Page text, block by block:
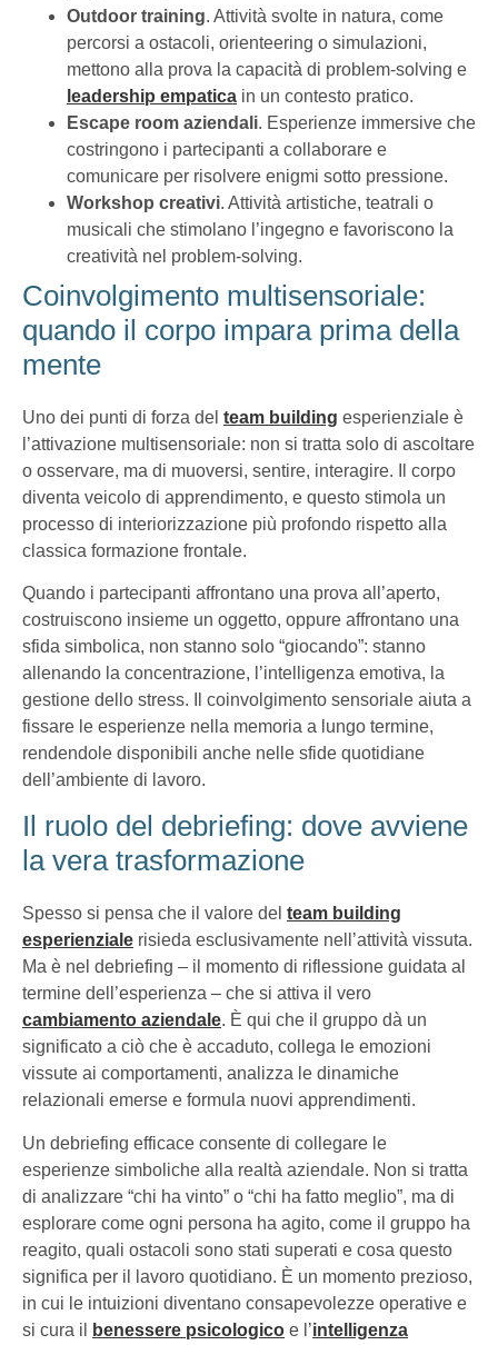
Outdoor training. Attività svolte in natura, come
percorsi a ostacoli, orienteering o simulazioni,
mettono alla prova la capacità di problem-solving e
leadership empatica in un contesto pratico.
Escape room aziendali. Esperienze immersive che
costringono i partecipanti a collaborare e
comunicare per risolvere enigmi sotto pressione.
Workshop creativi. Attività artistiche, teatrali o
musicali che stimolano l’ingegno e favoriscono la
creatività nel problem-solving.
Coinvolgimento multisensoriale:
quando il corpo impara prima della
mente
Uno dei punti di forza del team building esperienziale è
l’attivazione multisensoriale: non si tratta solo di ascoltare
o osservare, ma di muoversi, sentire, interagire. Il corpo
diventa veicolo di apprendimento, e questo stimola un
processo di interiorizzazione più profondo rispetto alla
classica formazione frontale.
Quando i partecipanti affrontano una prova all’aperto,
costruiscono insieme un oggetto, oppure affrontano una
sfida simbolica, non stanno solo “giocando”: stanno
allenando la concentrazione, l’intelligenza emotiva, la
gestione dello stress. Il coinvolgimento sensoriale aiuta a
fissare le esperienze nella memoria a lungo termine,
rendendole disponibili anche nelle sfide quotidiane
dell’ambiente di lavoro.
Il ruolo del debriefing: dove avviene
la vera trasformazione
Spesso si pensa che il valore del team building
esperienziale risieda esclusivamente nell’attività vissuta.
Ma è nel debriefing – il momento di riflessione guidata al
termine dell’esperienza – che si attiva il vero
cambiamento aziendale. È qui che il gruppo dà un
significato a ciò che è accaduto, collega le emozioni
vissute ai comportamenti, analizza le dinamiche
relazionali emerse e formula nuovi apprendimenti.
Un debriefing efficace consente di collegare le
esperienze simboliche alla realtà aziendale. Non si tratta
di analizzare “chi ha vinto” o “chi ha fatto meglio”, ma di
esplorare come ogni persona ha agito, come il gruppo ha
reagito, quali ostacoli sono stati superati e cosa questo
significa per il lavoro quotidiano. È un momento prezioso,
in cui le intuizioni diventano consapevolezze operative e
si cura il
benessere psicologico e l’intelligenza